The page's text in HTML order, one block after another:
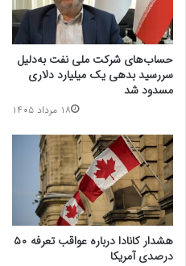
حساب‌های شرکت ملی نفت به‌دلیل
سررسید بدهی یک میلیارد دلاری
مسدود شد
۱۸ مرداد ۱۴۰۵
هشدار کانادا درباره عواقب تعرفه ۵۰
درصدی آمریکا